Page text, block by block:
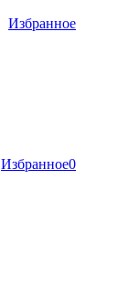
Избранное
Избранное0